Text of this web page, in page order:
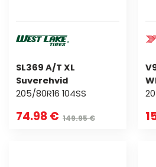
SL369 A/T XL
Suverehvid
205/80R16 104SS
74.98 € 149.95 €